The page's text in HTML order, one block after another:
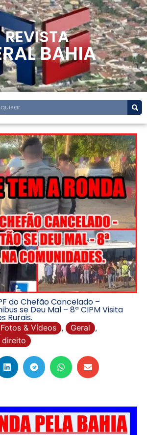
REVISTA
BAHIA
do Chefão Cancelado –
se Deu Mal – 8ª CIPM Visita
Rurais.
Fotos & Vídeos , Geral ,
direito